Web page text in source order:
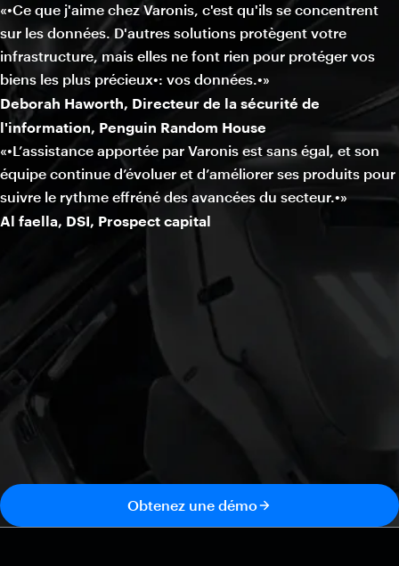
«•Ce que j'aime chez Varonis, c'est qu'ils se concentrent
sur les données. D'autres solutions protègent votre
infrastructure, mais elles ne font rien pour protéger vos
biens les plus précieux•: vos données.•»
Deborah Haworth, Directeur de la sécurité de
l'information, Penguin Random House
«•L’assistance apportée par Varonis est sans égal, et son
équipe continue d’évoluer et d’améliorer ses produits pour
suivre le rythme effréné des avancées du secteur.•»
Al faella, DSI, Prospect capital
Obtenez une démo